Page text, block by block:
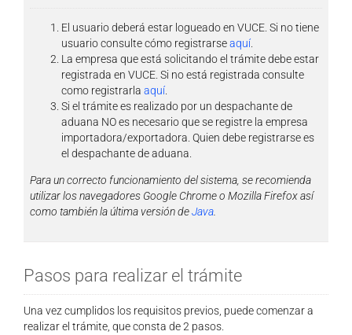
El usuario deberá estar logueado en VUCE. Si no tiene
usuario consulte cómo registrarseaquí.
La empresa que está solicitando el trámite debe estar
registrada en VUCE. Si no está registrada consulte
como registrarla aquí.
Si el trámite es realizado por un despachante de
aduana NO es necesario que se registre la empresa
importadora/exportadora. Quien debe registrarse es
el despachante de aduana.
Para un correcto funcionamiento del sistema, se recomienda
utilizar los navegadores Google Chrome o Mozilla Firefox así
como también la última versión deJava.
Pasos para realizar el trámite
Una vez cumplidos los requisitos previos, puede comenzar a
realizar el trámite, que consta de 2 pasos.